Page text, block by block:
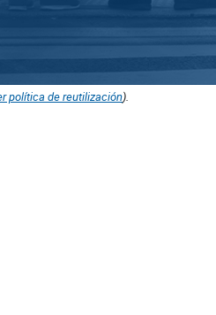
política de reutilización).